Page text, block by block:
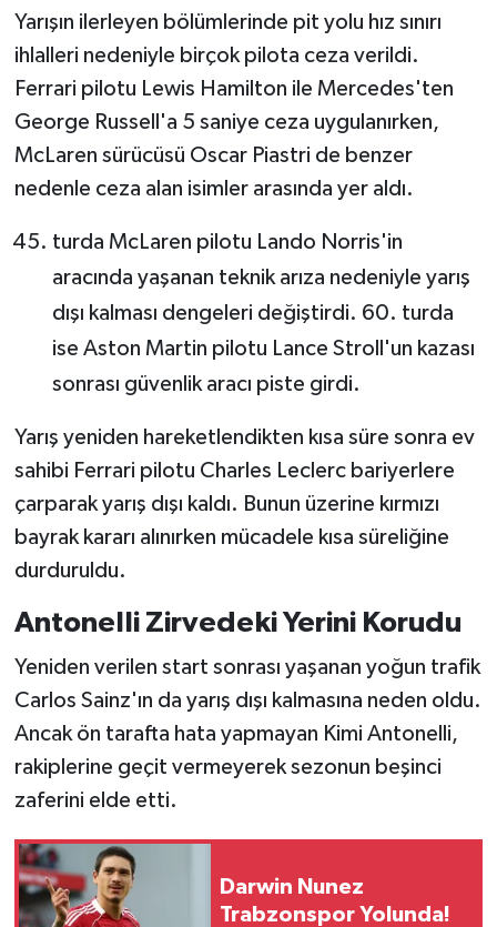
Yarışın ilerleyen bölümlerinde pit yolu hız sınırı
ihlalleri nedeniyle birçok pilota ceza verildi.
Ferrari pilotu Lewis Hamilton ile Mercedes'ten
George Russell'a 5 saniye ceza uygulanırken,
McLaren sürücüsü Oscar Piastri de benzer
nedenle ceza alan isimler arasında yer aldı.
turda McLaren pilotu Lando Norris'in
aracında yaşanan teknik arıza nedeniyle yarış
dışı kalması dengeleri değiştirdi. 60. turda
ise Aston Martin pilotu Lance Stroll'un kazası
sonrası güvenlik aracı piste girdi.
Yarış yeniden hareketlendikten kısa süre sonra ev
sahibi Ferrari pilotu Charles Leclerc bariyerlere
çarparak yarış dışı kaldı. Bunun üzerine kırmızı
bayrak kararı alınırken mücadele kısa süreliğine
durduruldu.
Antonelli Zirvedeki Yerini Korudu
Yeniden verilen start sonrası yaşanan yoğun trafik
Carlos Sainz'ın da yarış dışı kalmasına neden oldu.
Ancak ön tarafta hata yapmayan Kimi Antonelli,
rakiplerine geçit vermeyerek sezonun beşinci
zaferini elde etti.
Darwin Nunez
Trabzonspor Yolunda!